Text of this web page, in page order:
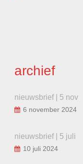
archief
nieuwsbrief | 5 nov
6 november 2024
nieuwsbrief | 5 juli
10 juli 2024